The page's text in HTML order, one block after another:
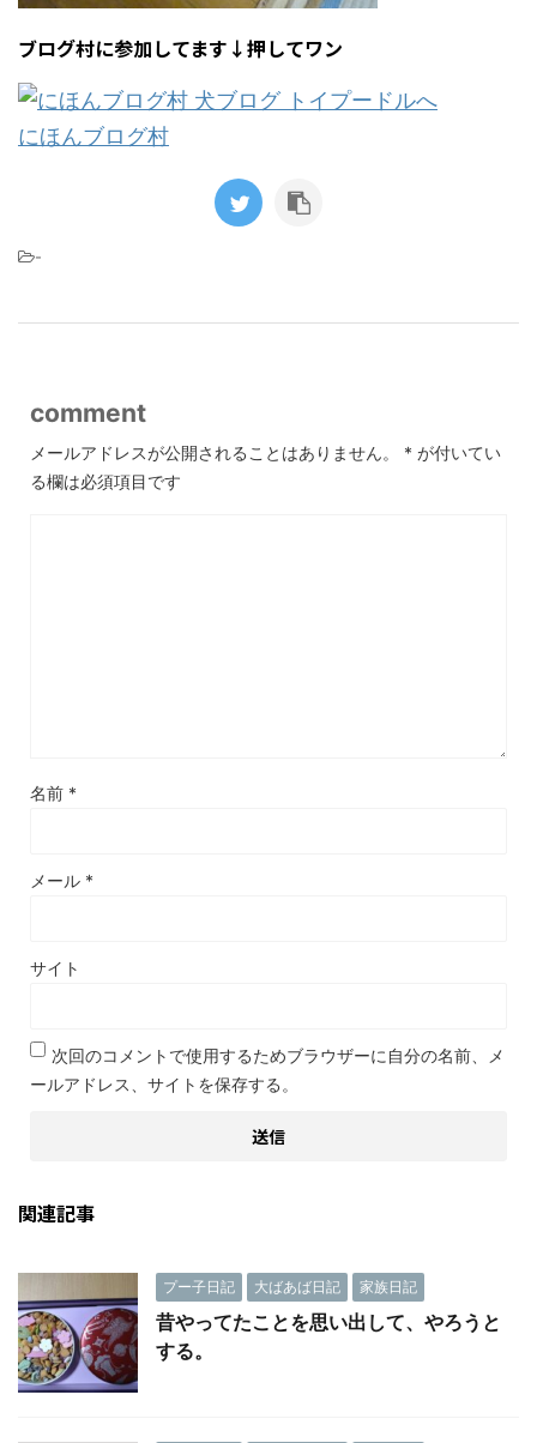
ブログ村に参加してます↓押してワン
にほんブログ村
-
comment
メールアドレスが公開されることはありません。 * が付いてい
る欄は必須項目です
名前 *
メール *
サイト
次回のコメントで使用するためブラウザーに自分の名前、メ
ールアドレス、サイトを保存する。
関連記事
プー子日記 大ばあば日記 家族日記
昔やってたことを思い出して、やろうと
する。